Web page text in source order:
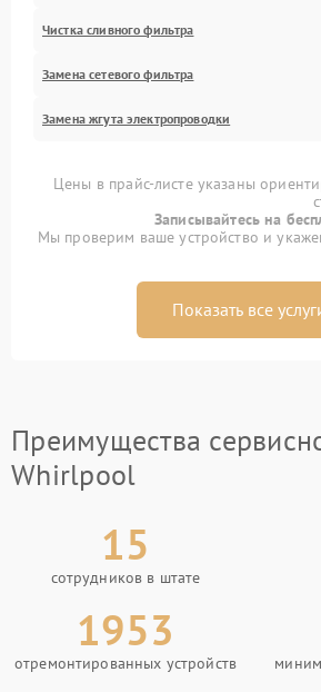
Чистка сливного фильтра
Замена сетевого фильтра
Замена жгута электропроводки
Цены в прайс-листе указаны
Записывайтесь на
Мы проверим ваше устройство и
Показать все
Преимущества
Whirlpool
15
сотрудников в штате
1953
отремонтированных устройств